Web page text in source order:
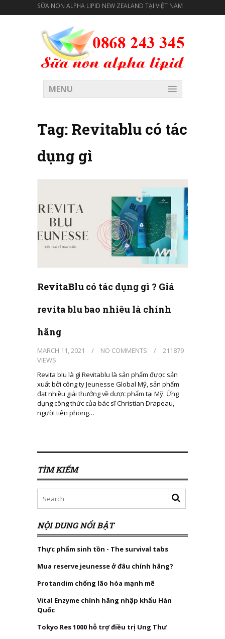
SỮA NON ALPHA LIPID NEW ZEALAND TẠI VIỆT NAM
MENU
Tag: Revitablu có tác
dụng gì
RevitaBlu có tác dụng gì ? Giá
revita blu bao nhiêu là chính
hãng
MARCH 11, 2021 / NO COMMENTS /
211879
VIEWS
Revita blu là gì Revitablu là sản phẩm được sản
xuất bởi công ty Jeunesse Global Mỹ, sản phẩm
đạt nhiều giải thưởng về dược phẩm tại Mỹ. Ứng
dụng công thức của bác sĩ Christian Drapeau,
người tiên phong…
TÌM KIẾM
NỘI DUNG NỔI BẬT
Thực phẩm sinh tồn - The survival tabs
Mua reserve jeunesse ở đâu chính hãng?
Protandim chống lão hóa mạnh mẽ
Vital Enzyme chính hãng nhập khẩu Hàn
Quốc
Tokyo Res 1000 hỗ trợ điều trị Ung Thư